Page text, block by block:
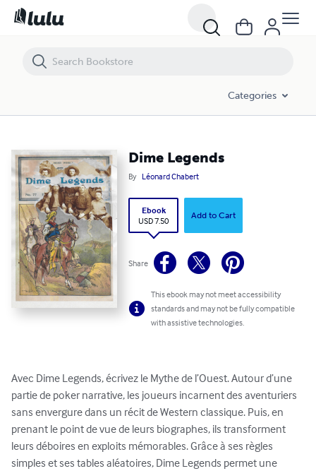
Categories
Dime Legends
By Léonard Chabert
Ebook
USD 7.50
Add to Cart
Share
This ebook may not meet accessibility
standards and may not be fully compatible
with assistive technologies.
Avec Dime Legends, écrivez le Mythe de l’Ouest. Autour d’une
partie de poker narrative, les joueurs incarnent des aventuriers
sans envergure dans un récit de Western classique. Puis, en
prenant le point de vue de leurs biographes, ils transforment
leurs déboires en exploits mémorables. Grâce à ses règles
simples et ses tables aléatoires, Dime Legends permet une
Dime Legends